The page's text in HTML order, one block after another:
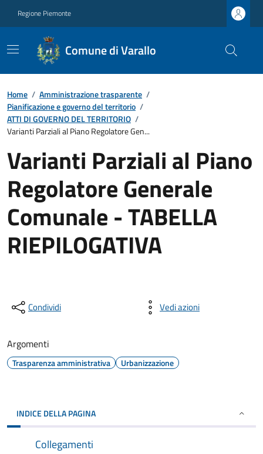
Regione Piemonte
Comune di Varallo
Home / Amministrazione trasparente /
Pianificazione e governo del territorio /
ATTI DI GOVERNO DEL TERRITORIO /
Varianti Parziali al Piano Regolatore Gen...
Varianti Parziali al Piano
Regolatore Generale
Comunale - TABELLA
RIEPILOGATIVA
Condividi Vedi azioni
Argomenti
Trasparenza amministrativa Urbanizzazione
INDICE DELLA PAGINA
Collegamenti